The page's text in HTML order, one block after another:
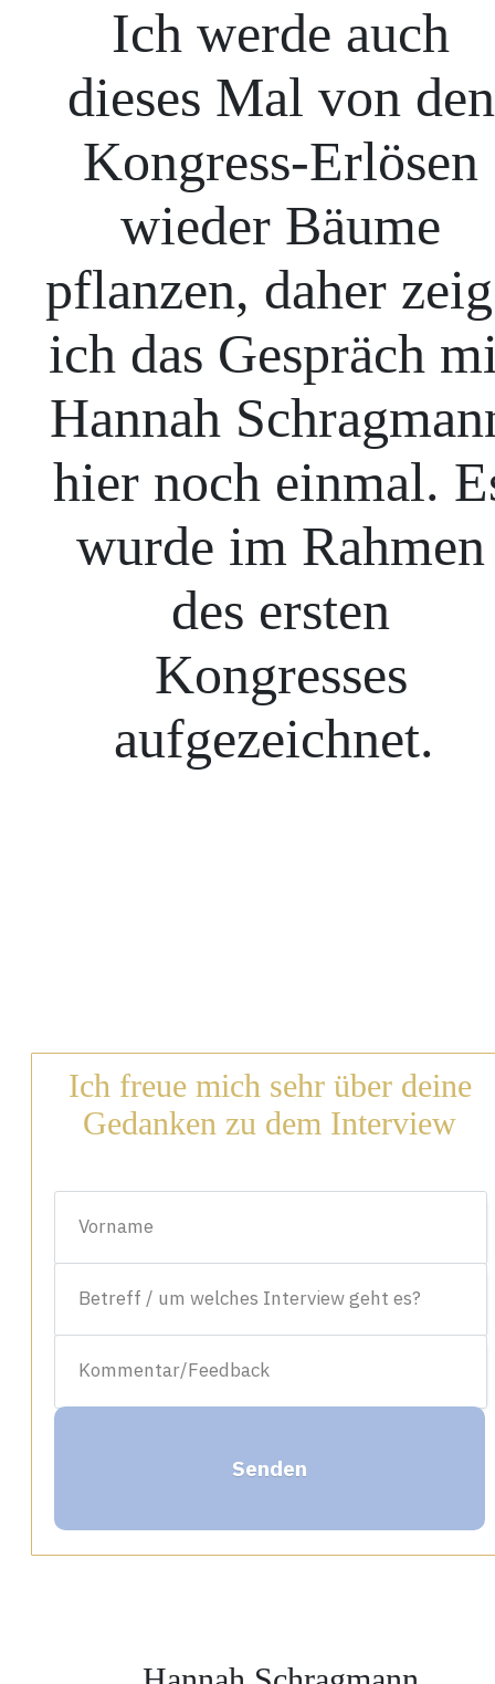
Ich werde auch
dieses Mal von den
Kongress-Erlösen
wieder Bäume
pflanzen, daher
ich das Gespräch
Hannah
hier noch einmal.
wurde im Rahmen
des ersten
Kongresses
aufgezeichnet.
Ich freue mich sehr über deine
Gedanken zu dem Interview
Senden